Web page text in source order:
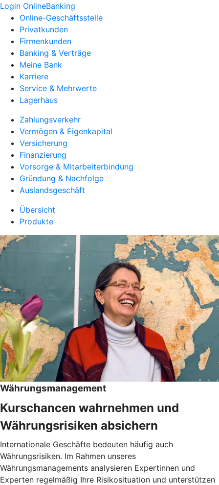
Login OnlineBanking
Online-Geschäftsstelle
Privatkunden
Firmenkunden
Banking & Verträge
Meine Bank
Karriere
Service & Mehrwerte
Lagerhaus
Zahlungsverkehr
Vermögen & Eigenkapital
Versicherung
Finanzierung
Vorsorge & Mitarbeiterbindung
Gründung & Nachfolge
Auslandsgeschäft
Übersicht
Produkte
Währungsmanagement
Kurschancen wahrnehmen und
Währungsrisiken absichern
Internationale Geschäfte bedeuten häufig auch
Währungsrisiken. Im Rahmen unseres
Währungsmanagements analysieren Expertinnen und
Experten regelmäßig Ihre Risikosituation und unterstützen